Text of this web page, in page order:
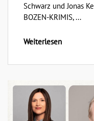
Schwarz und Jonas
BOZEN-KRIMIS, ...
Weiterlesen